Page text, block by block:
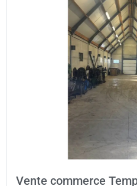
Vente commerce